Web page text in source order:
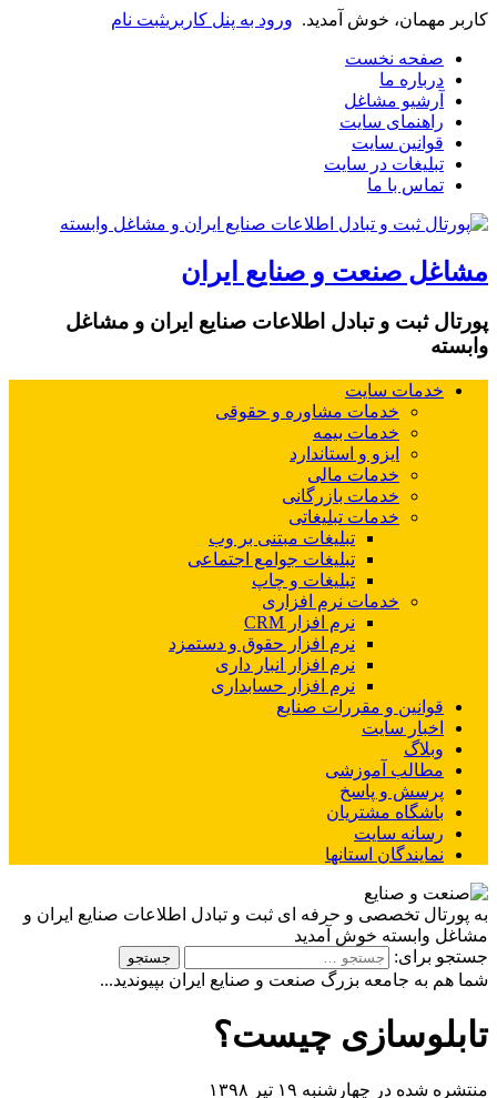
کاربر مهمان، خوش آمدید. ورود به پنل کاربریثبت نام
صفحه نخست
درباره ما
آرشیو مشاغل
راهنمای سایت
قوانین سایت
تبلیغات در سایت
تماس با ما
مشاغل صنعت و صنایع ایران
پورتال ثبت و تبادل اطلاعات صنایع ایران و مشاغل
وابسته
خدمات سایت
خدمات مشاوره و حقوقی
خدمات بیمه
ایزو و استاندارد
خدمات مالی
خدمات بازرگانی
خدمات تبلیغاتی
تبلیغات مبتنی بر وب
تبلیغات جوامع اجتماعی
تبلیغات و چاپ
خدمات نرم افزاری
نرم افزار CRM
نرم افزار حقوق و دستمزد
نرم افزار انبار داری
نرم افزار حسابداری
قوانین و مقررات صنایع
اخبار سایت
وبلاگ
مطالب آموزشی
پرسش و پاسخ
باشگاه مشتریان
رسانه سایت
نمایندگان استانها
به پورتال تخصصی و حرفه ای ثبت و تبادل اطلاعات صنایع ایران و
مشاغل وابسته خوش آمدید
جستجو برای:
شما هم به جامعه بزرگ صنعت و صنایع ایران بپیوندید...
تابلوسازی چیست؟
منتشره شده در چهارشنبه ۱۹ تیر ۱۳۹۸